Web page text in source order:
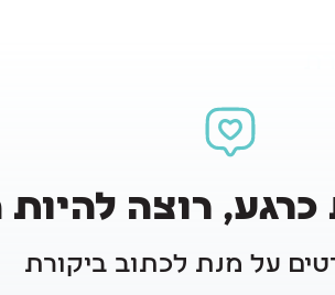
כרגע, רוצה
על מנת לכתוב ביקורת